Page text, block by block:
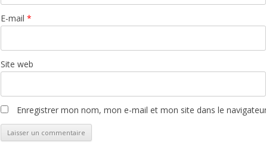
E-mail *
Site web
Enregistrer mon nom, mon e-mail et mon site dans le